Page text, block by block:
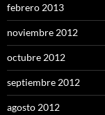
febrero 2013
noviembre 2012
octubre 2012
septiembre 2012
agosto 2012